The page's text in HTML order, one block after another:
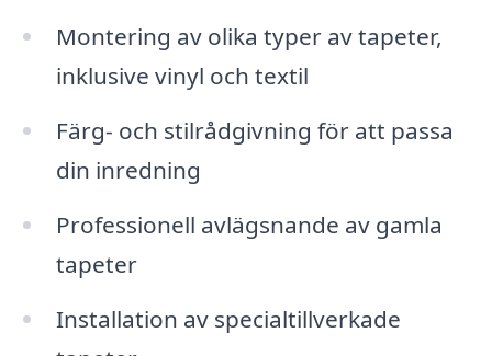
Montering av olika typer av tapeter,
inklusive vinyl och textil
Färg- och stilrådgivning för att passa
din inredning
Professionell avlägsnande av gamla
tapeter
Installation av specialtillverkade